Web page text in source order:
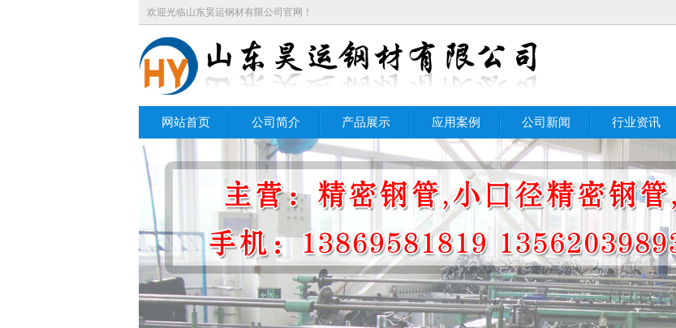
欢迎光临山东昊运钢材有限公司官网！
网站首页 公司简介 产品展示 应用案例 公司新闻 行业资讯